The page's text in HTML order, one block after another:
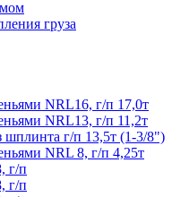
груза
NRL16, г/п 17,0т
NRL13, г/п 11,2т
шплинта г/п 13,5т (1-3/8")
NRL 8, г/п 4,25т
г/п
г/п